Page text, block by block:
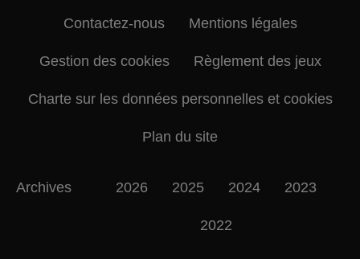
Contactez-nous Mentions légales
Gestion des cookies Règlement des jeux
Charte sur les données personnelles et cookies
Plan du site
Archives 2026 2025 2024 2023
2022